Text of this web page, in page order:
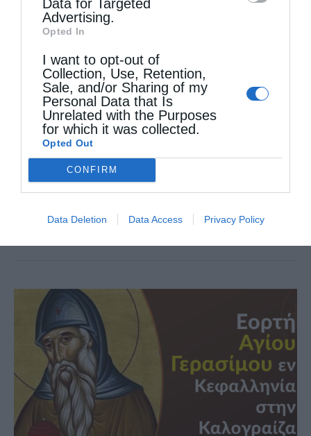
Data for Targeted
Advertising.
Opted In
I want to opt-out of
Collection, Use, Retention,
Sale, and/or Sharing of my
Personal Data that Is
Unrelated with the Purposes
for which it was collected.
Opted Out
CONFIRM
Data Deletion Data Access Privacy Policy
Εσπερινή Θεία Λειτουργία στο Παρεκκλήσιο
των Τριών Θεραρφών και Αγίου Λουκά του
Ιατρού στη Νέα Ιωνία
ikivotos 18 Οκτωβρίου 2024
Με την ευκαιρία της εορτής του Αγίου
ενδόξου Αποστόλου και Ευαγγελιστού Λουκά
του Ιατρού, την Παρασκευή 18 Οκτωβρίου
2024 και ώρες 5:30μ.μ.-8:30μ.μ. θα τελεσθεί